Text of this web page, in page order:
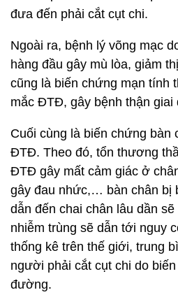
đưa đến phải cắt cụt chi.
Ngoài ra, bệnh lý võng mạc
hàng đầu gây mù lòa, giảm
cũng là biến chứng mạn tính
mắc ĐTĐ, gây bệnh thận giai
Cuối cùng là biến chứng
ĐTĐ. Theo đó, tổn thương
ĐTĐ gây mất cảm giác ở
gây đau nhức,… bàn chân bị
dẫn đến chai chân lâu dần
nhiễm trùng sẽ dẫn tới nguy
thống kê trên thế giới, trung
người phải cắt cụt chi do
đường.